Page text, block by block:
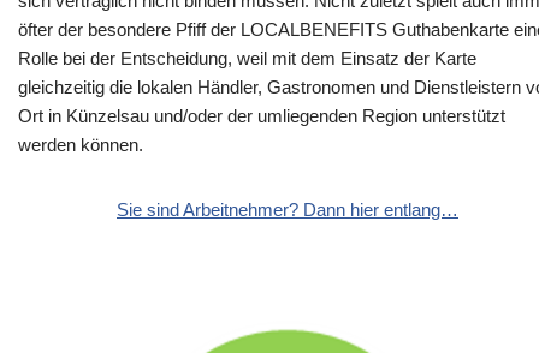
öfter der besondere Pfiff der LOCALBENEFITS Guthabenkarte
Rolle bei der Entscheidung, weil mit dem Einsatz der Karte
gleichzeitig die lokalen Händler, Gastronomen und Dienstleistern
Ort in Künzelsau und/oder der umliegenden Region unterstützt
werden können.
Sie sind Arbeitnehmer? Dann hier entlang…